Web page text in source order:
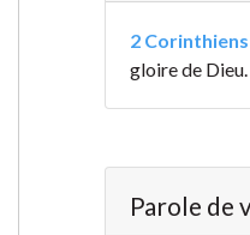
2
gloire de Dieu.
Parole de